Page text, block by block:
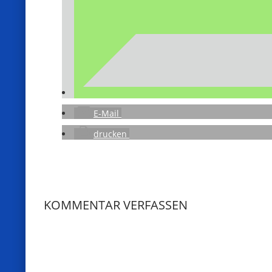
E-Mail
drucken
KOMMENTAR VERFASSEN